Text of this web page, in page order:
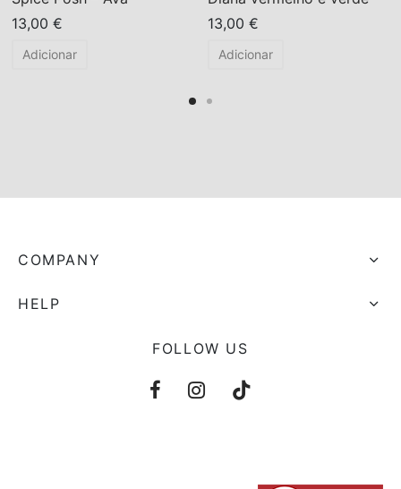
13,00 €
Adicionar
13,00 €
Adicionar
COMPANY
HELP
FOLLOW US